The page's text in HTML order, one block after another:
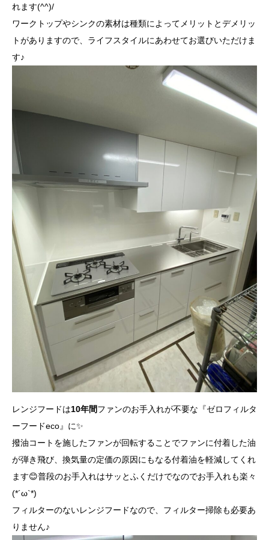
れます(^^)/
ワークトップやシンクの素材は種類によってメリットとデメリッ
トがありますので、ライフスタイルにあわせてお選びいただけま
す♪
レンジフードは10年間ファンのお手入れが不要な『ゼロフィルタ
ーフードeco』に✨
撥油コートを施したファンが回転することでファンに付着した油
が弾き飛び、換気量の定価の原因にもなる付着油を軽減してくれ
ます😊普段のお手入れはサッとふくだけでなのでお手入れも楽々
(*´ω`*)
フィルターのないレンジフードなので、フィルター掃除も必要あ
りません♪